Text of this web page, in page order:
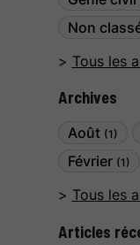
Non
Tous les
Archives
Août (1)
Février (1)
Tous les
Articles